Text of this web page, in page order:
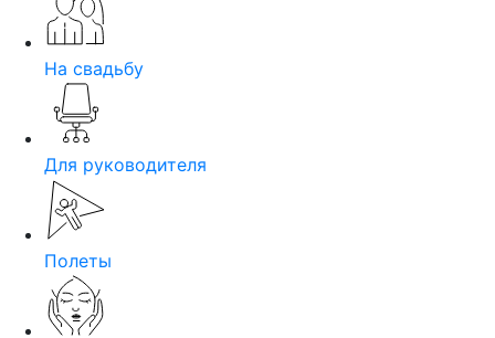
На свадьбу
Для руководителя
Полеты